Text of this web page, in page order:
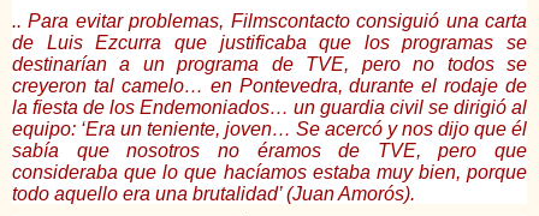
.. Para evitar problemas, Filmscontacto consiguió una carta
de Luis Ezcurra que justificaba que los programas se
destinarían a un programa de TVE, pero no todos se
creyeron tal camelo… en Pontevedra, durante el rodaje de
la fiesta de los Endemoniados… un guardia civil se dirigió al
equipo: ‘Era un teniente, joven… Se acercó y nos dijo que él
sabía que nosotros no éramos de TVE, pero que
consideraba que lo que hacíamos estaba muy bien, porque
todo aquello era una brutalidad’ (Juan Amorós).